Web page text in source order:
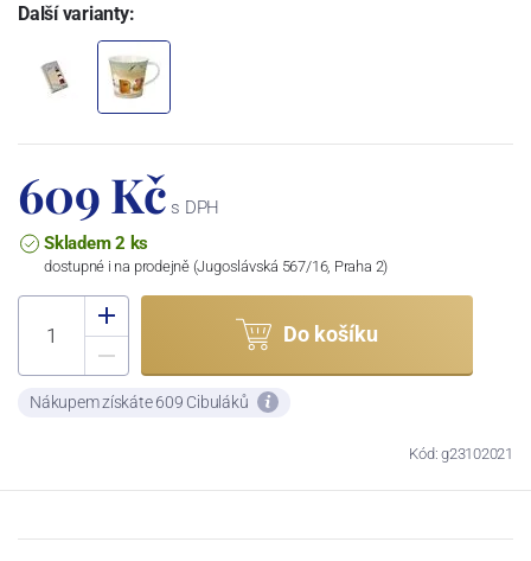
Další varianty:
609 Kč s DPH
Skladem 2 ks
dostupné i na prodejně (Jugoslávská 567/16, Praha 2)
Do košíku
Nákupem získáte 609 Cibuláků
Kód: g23102021